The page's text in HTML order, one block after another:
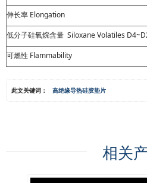
伸长率 Elongation
低分子硅氧烷含量 Siloxane Volatiles
可燃性 Flammability
此文关键词： 高绝缘导热硅胶垫片
相关